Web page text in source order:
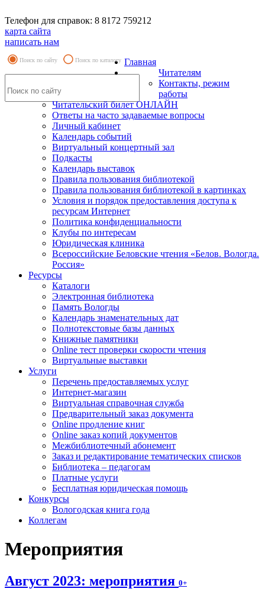
Телефон для справок: 8 8172 759212
карта сайта
написать нам
Поиск по сайту Поиск по каталогу Главная
Читателям
Контакты, режим
работы
Читательский билет ОНЛАЙН
Ответы на часто задаваемые вопросы
Личный кабинет
Календарь событий
Виртуальный концертный зал
Подкасты
Календарь выставок
Правила пользования библиотекой
Правила пользования библиотекой в картинках
Условия и порядок предоставления доступа к
ресурсам Интернет
Политика конфиденциальности
Клубы по интересам
Юридическая клиника
Всероссийские Беловские чтения «Белов. Вологда.
Россия»
Ресурсы
Каталоги
Электронная библиотека
Память Вологды
Календарь знаменательных дат
Полнотекстовые базы данных
Книжные памятники
Online тест проверки скорости чтения
Виртуальные выставки
Услуги
Перечень предоставляемых услуг
Интернет-магазин
Виртуальная справочная служба
Предварительный заказ документа
Online продление книг
Online заказ копий документов
Межбиблиотечный абонемент
Заказ и редактирование тематических списков
Библиотека – педагогам
Платные услуги
Бесплатная юридическая помощь
Конкурсы
Вологодская книга года
Коллегам
Мероприятия
Август 2023: мероприятия 0+